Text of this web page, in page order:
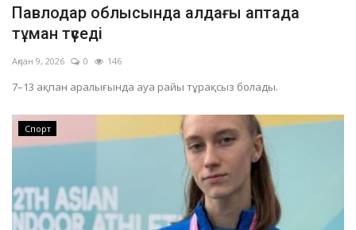
Павлодар облысында алдағы аптада
тұман түседі
Ақпан 9, 2026 0 146
7–13 ақпан аралығында ауа райы тұрақсыз болады.
Спорт